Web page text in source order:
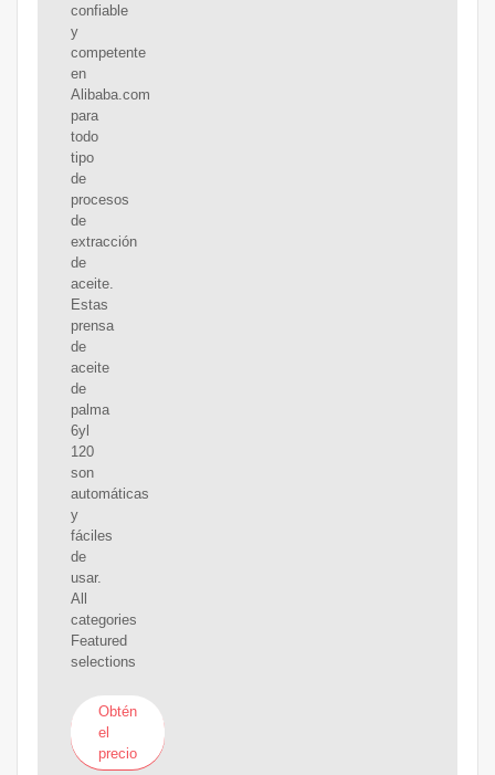
confiable
y
competente
en
Alibaba.com
para
todo
tipo
de
procesos
de
extracción
de
aceite.
Estas
prensa
de
aceite
de
palma
6yl
120
son
automáticas
y
fáciles
de
usar.
All
categories
Featured
selections
Obtén
el
precio